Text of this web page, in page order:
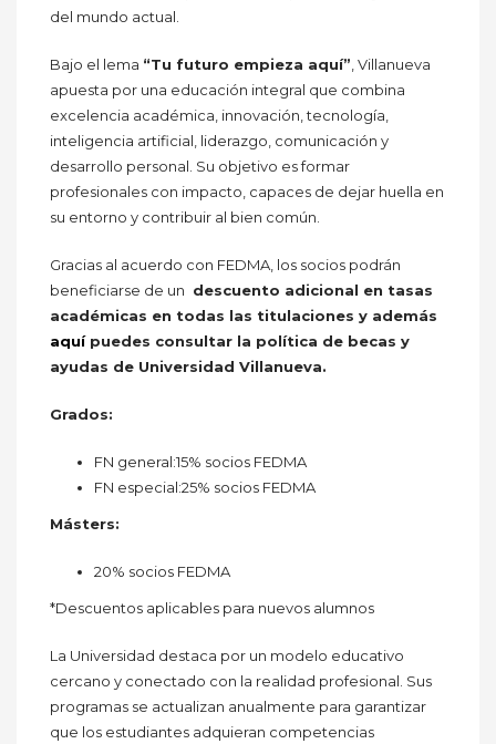
del mundo actual.
Bajo el lema “Tu futuro empieza aquí” , Villanueva
apuesta por una educación integral que combina
excelencia académica, innovación, tecnología,
inteligencia artificial, liderazgo, comunicación y
desarrollo personal. Su objetivo es formar
profesionales con impacto, capaces de dejar huella en
su entorno y contribuir al bien común.
Gracias al acuerdo con FEDMA, los socios podrán
beneficiarse de un descuento adicional en tasas
académicas en todas las titulaciones y además
aquípuedes consultar la política de becas y
ayudas de Universidad Villanueva.
Grados:
FN general:15% socios FEDMA
FN especial:25% socios FEDMA
Másters:
20% socios FEDMA
*Descuentos aplicables para nuevos alumnos
La Universidad destaca por un modelo educativo
cercano y conectado con la realidad profesional. Sus
programas se actualizan anualmente para garantizar
que los estudiantes adquieran competencias